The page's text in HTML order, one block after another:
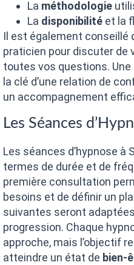
La méthodologie
La disponibilité et la
Il est également conseillé
praticien pour discuter de
toutes vos questions.
la clé d’une relation de
un accompagnement
Les Séances
Les séances d’hypnose à
termes de durée et de
première consultation
besoins et de définir un
suivantes seront
progression. Chaque
approche, mais l’objectif
atteindre un état de bien-